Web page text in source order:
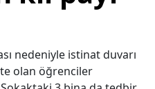
nedeniyle istinat duvarı
olan öğrenciler